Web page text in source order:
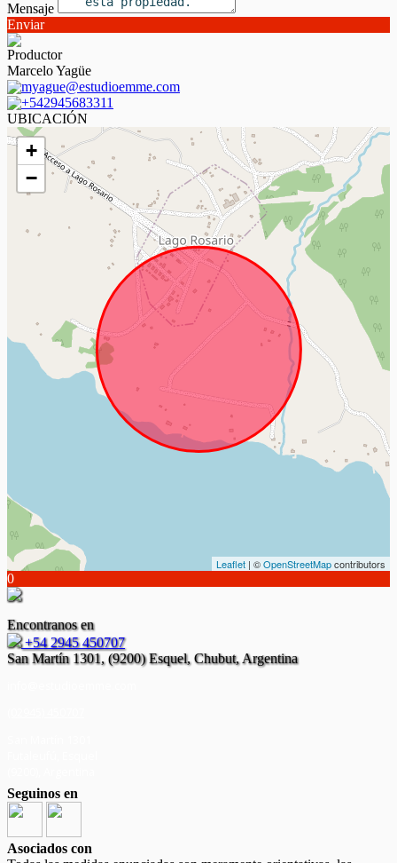
Mensaje
Enviar
Productor
Marcelo Yagüe
myague@estudioemme.com
+542945683311
UBICACIÓN
+
−
Leaflet | ©OpenStreetMapcontributors
0
Encontranos en
+54 2945 450707
San Martín 1301, (9200) Esquel, Chubut, Argentina
Seguinos en
Asociados con